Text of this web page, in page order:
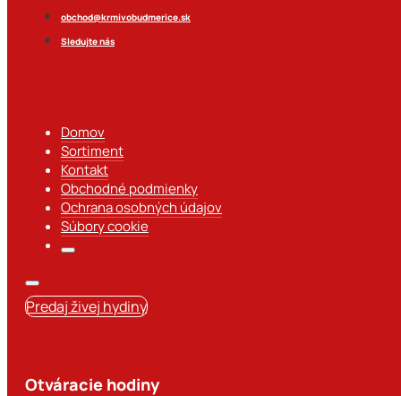
obchod@krmivobudmerice.sk
Sledujte nás
Domov
Sortiment
Kontakt
Obchodné podmienky
Ochrana osobných údajov
Súbory cookie
Predaj živej hydiny
Otváracie hodiny